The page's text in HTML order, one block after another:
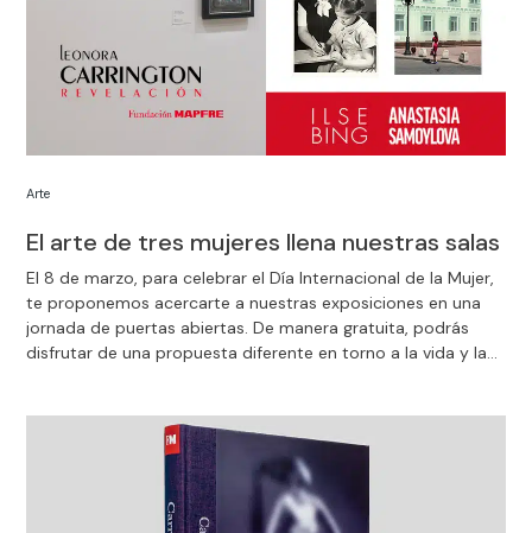
El arte de tres mujeres llena nuestras salas
Arte
El 8 de marzo, para celebrar el Día Internacional de la Mujer,
te proponemos acercarte a nuestras exposiciones en una
jornada de puertas abiertas. De manera gratuita, podrás
disfrutar de una propuesta diferente en torno a la vida y la